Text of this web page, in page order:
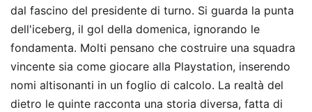
dal fascino del presidente di turno. Si guarda la punta
dell'iceberg, il gol della domenica, ignorando le
fondamenta. Molti pensano che costruire una squadra
vincente sia come giocare alla Playstation, inserendo
nomi altisonanti in un foglio di calcolo. La realtà del
dietro le quinte racconta una storia diversa, fatta di